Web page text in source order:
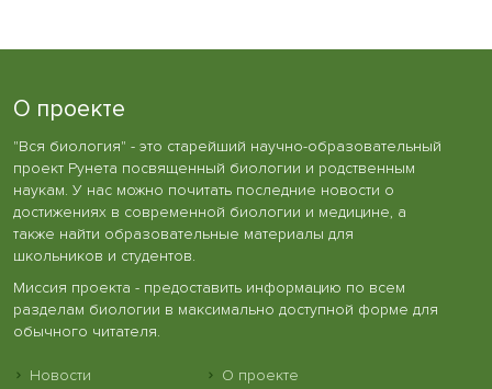
О проекте
"Вся биология" - это старейший научно-образовательный
проект Рунета посвященный биологии и родственным
наукам. У нас можно почитать последние новости о
достижениях в современной биологии и медицине, а
также найти образовательные материалы для
школьников и студентов.
Миссия проекта - предоставить информацию по всем
разделам биологии в максимально доступной форме для
обычного читателя.
Новости
О проекте